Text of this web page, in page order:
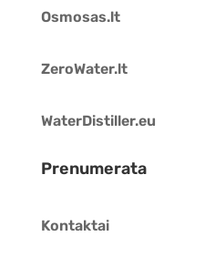
Osmosas.lt
ZeroWater.lt
WaterDistiller.eu
Prenumerata
Kontaktai